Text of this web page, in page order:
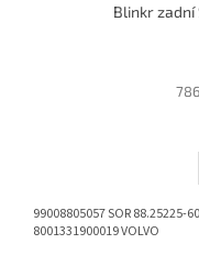
Blinkr zadní
99008805057 SOR 88.25225-
8001331900019 VOLVO